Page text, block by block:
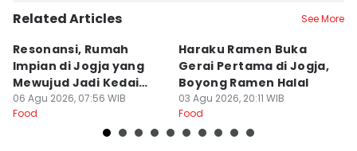
Related Articles See More
Resonansi, Rumah
Impian di Jogja yang
Mewujud Jadi Kedai
Ramen dan Burger
06 Agu 2026, 07:56 WIB
Food
Haraku Ramen Buka
Gerai Pertama di Jogja,
Boyong Ramen Halal
03 Agu 2026, 20:11 WIB
Food